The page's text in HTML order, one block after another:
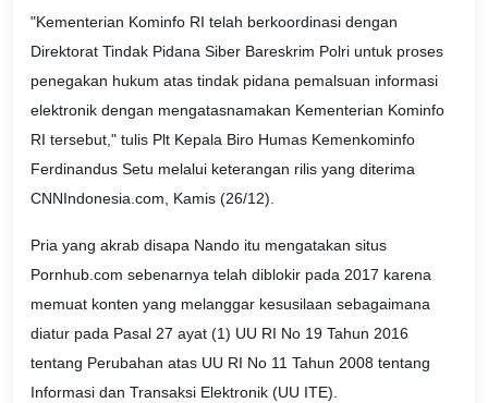
"Kementerian Kominfo RI telah berkoordinasi dengan
Direktorat Tindak Pidana Siber Bareskrim Polri untuk proses
penegakan hukum atas tindak pidana pemalsuan informasi
elektronik dengan mengatasnamakan Kementerian Kominfo
RI tersebut," tulis Plt Kepala Biro Humas Kemenkominfo
Ferdinandus Setu melalui keterangan rilis yang diterima
CNNIndonesia.com, Kamis (26/12).
Pria yang akrab disapa Nando itu mengatakan situs
Pornhub.com sebenarnya telah diblokir pada 2017 karena
memuat konten yang melanggar kesusilaan sebagaimana
diatur pada Pasal 27 ayat (1) UU RI No 19 Tahun 2016
tentang Perubahan atas UU RI No 11 Tahun 2008 tentang
Informasi dan Transaksi Elektronik (UU ITE).